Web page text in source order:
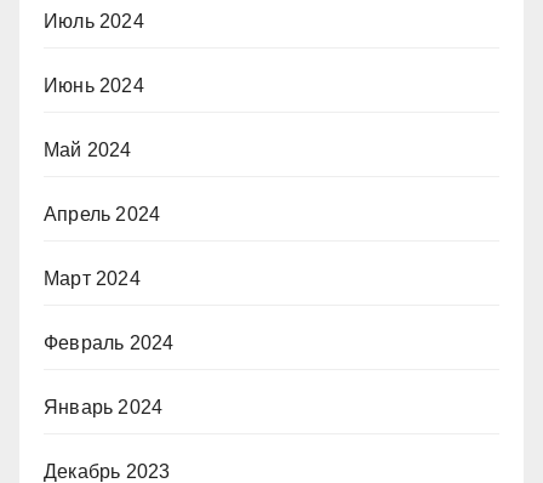
Июль 2024
Июнь 2024
Май 2024
Апрель 2024
Март 2024
Февраль 2024
Январь 2024
Декабрь 2023